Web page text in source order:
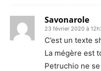
Savonarole
23 février 2020 à
C’est un texte
La mégère est
Petruchio ne